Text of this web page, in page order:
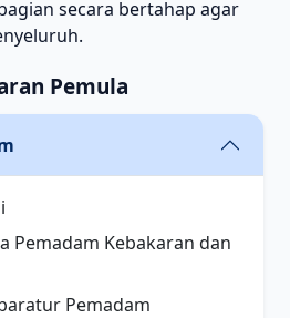
secara bertahap agar
Pemula
Pemadam Kebakaran dan
Pemadam